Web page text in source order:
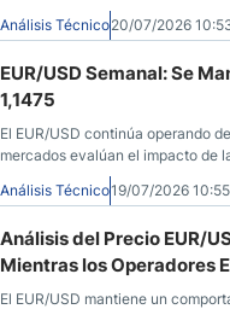
del dólar marcarán el equilibrio
Análisis Técnico20/07/2026
EUR/USD Semanal: Se
1,1475
El EUR/USD continúa operando
mercados evalúan el impacto de
fortaleza del dólar y la
Análisis Técnico19/07/2026
Análisis del Precio EUR/
Mientras los Operadores
El EUR/USD mantiene un